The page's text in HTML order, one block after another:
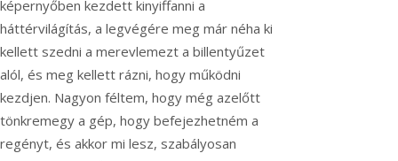
képernyőben kezdett kinyiffanni a
háttérvilágítás, a legvégére meg már néha ki
kellett szedni a merevlemezt a billentyűzet
alól, és meg kellett rázni, hogy működni
kezdjen. Nagyon féltem, hogy még azelőtt
tönkremegy a gép, hogy befejezhetném a
regényt, és akkor mi lesz, szabályosan